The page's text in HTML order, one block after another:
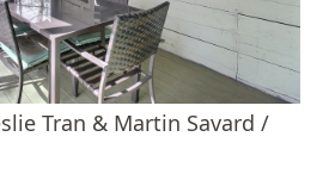
Tran & Martin Savard /